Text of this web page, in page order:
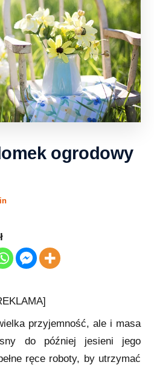
ogrodowy
przyjemność, ale i masa
do później jesieni jego
ręce roboty, by utrzymać